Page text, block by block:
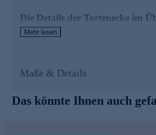
Die Details der Tortenecke im
ideal für den Anschnitt von runden
Mehr lesen
Maße & Details
Das könnte Ihnen auch